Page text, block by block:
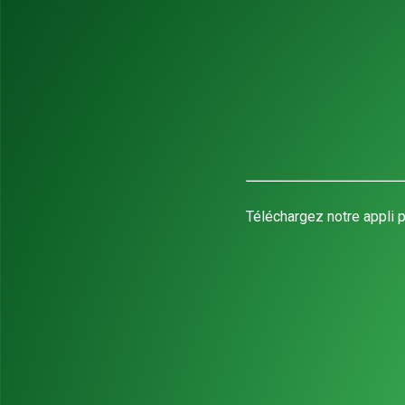
Téléchargez notre appli